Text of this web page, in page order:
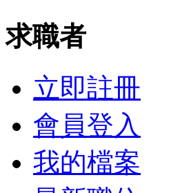
求職者
立即註冊
會員登入
我的檔案